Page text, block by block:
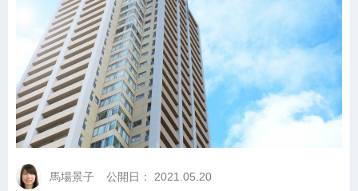
馬場景子 公開日： 2021.05.20